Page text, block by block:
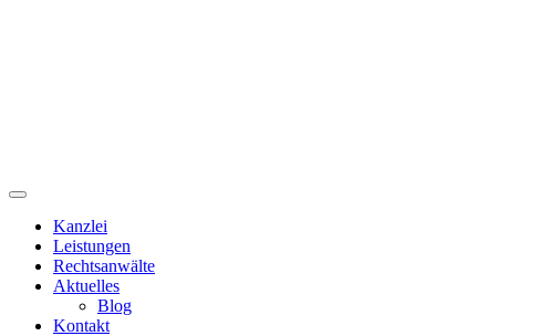
Kanzlei
Leistungen
Rechtsanwälte
Aktuelles
Blog
Kontakt